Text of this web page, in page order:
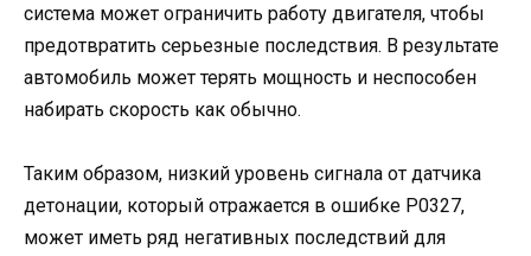
система может ограничить работу двигателя, чтобы
предотвратить серьезные последствия. В результате
автомобиль может терять мощность и неспособен
набирать скорость как обычно.
Таким образом, низкий уровень сигнала от датчика
детонации, который отражается в ошибке P0327,
может иметь ряд негативных последствий для